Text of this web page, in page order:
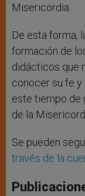
Misericordia.
De esta forma,
formación de
didácticos que
conocer su fe y
este tiempo de
de la
Se pueden
través de la